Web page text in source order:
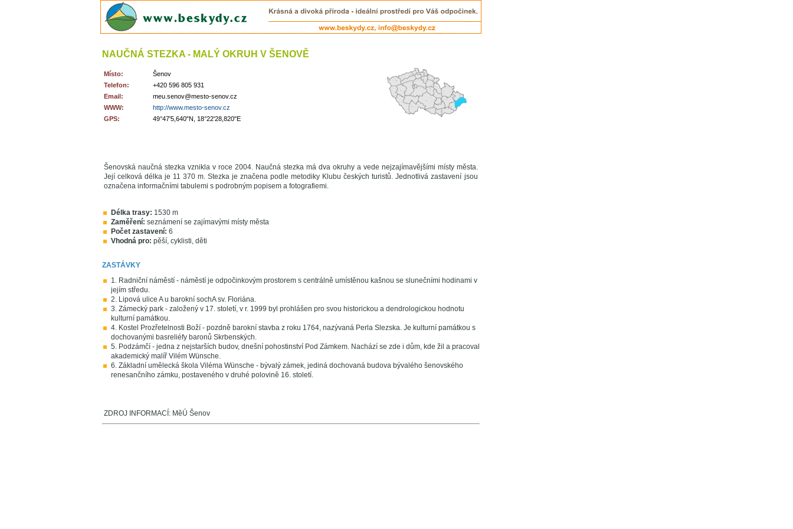
NAUČNÁ STEZKA - MALÝ OKRUH V ŠENOVĚ
Místo:
Šenov
Telefon:
+420 596 805 931
Email:
meu.senov@mesto-senov.cz
WWW:
http://www.mesto-senov.cz
GPS:
49°47'5,640"N, 18°22'28,820"E
Šenovská naučná stezka vznikla v roce 2004. Naučná stezka má dva okruhy a vede nejzajímavějšími místy města.
Její celková délka je 11 370 m. Stezka je značena podle metodiky Klubu českých turistů. Jednotlivá zastavení jsou
označena informačními tabulemi s podrobným popisem a fotografiemi.
Délka trasy: 1530 m
Zaměření: seznámení se zajímavými místy města
Počet zastavení: 6
Vhodná pro: pěší, cyklisti, děti
ZASTÁVKY
1. Radniční náměstí - náměstí je odpočinkovým prostorem s centrálně umístěnou kašnou se slunečními hodinami v
jejím středu.
2. Lipová ulice A u barokní sochA sv. Floriána.
3. Zámecký park - založený v 17. století, v r. 1999 byl prohlášen pro svou historickou a dendrologickou hodnotu
kulturní památkou.
4. Kostel Prozřetelnosti Boží - pozdně barokní stavba z roku 1764, nazývaná Perla Slezska. Je kulturní památkou s
dochovanými basreliéfy baronů Skrbenských.
5. Podzámčí - jedna z nejstarších budov, dnešní pohostinství Pod Zámkem. Nachází se zde i dům, kde žil a pracoval
akademický malíř Vilém Wünsche.
6. Základní umělecká škola Viléma Wünsche - bývalý zámek, jediná dochovaná budova bývalého šenovského
renesančního zámku, postaveného v druhé polovině 16. století.
ZDROJ INFORMACÍ: MěÚ Šenov